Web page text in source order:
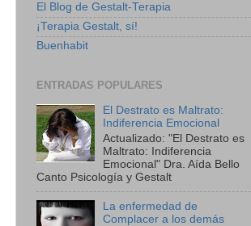
El Blog de Gestalt-Terapia
¡Terapia Gestalt, sí!
Buenhabit
ENTRADAS POPULARES
El Destrato es Maltrato:
Indiferencia Emocional
Actualizado: "El Destrato es
Maltrato: Indiferencia
Emocional" Dra. Aída Bello
Canto Psicología y Gestalt
La enfermedad de
Complacer a los demás